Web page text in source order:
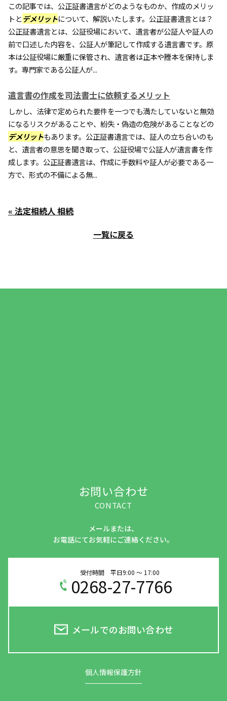
この記事では、公正証書遺言がどのようなものか、作成のメリッ
トとデメリットについて、解説いたします。公正証書遺言とは？
公正証書遺言とは、公証役場において、遺言者が公証人や証人の
前で口述した内容を、公証人が筆記して作成する遺言書です。原
本は公証役場に厳重に保管され、遺言者は正本や謄本を保持しま
す。専門家である公証人が...
遺言書の作成を司法書士に依頼するメリット
しかし、法律で定められた要件を一つでも満たしていないと無効
になるリスクがあることや、紛失・偽造の危険があることなどの
デメリットもあります。公正証書遺言では、証人の立ち合いのも
と、遺言者の意思を聞き取って、公証役場で公証人が遺言書を作
成します。公正証書遺言は、作成に手数料や証人が必要である一
方で、形式の不備による無...
« 法定相続人 相続
一覧に戻る
お問い合わせ
CONTACT
メールまたは、
お電話にてお気軽にご連絡ください。
受付時間 平日9:00 ～ 17:00
0268-27-7766
メールでのお問い合わせ
個人情報保護方針